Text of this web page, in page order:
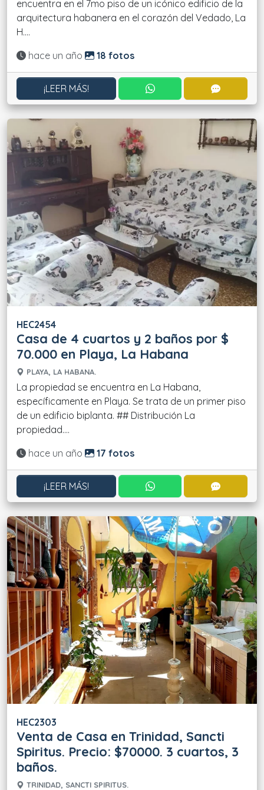
encuentra en el 7mo piso de un icónico edificio de la
arquitectura habanera en el corazón del Vedado, La
H....
Actualizado:
hace un año 18 fotos
¡LEER MÁS! CONTACTAR POR
HEC2454
Casa de 4 cuartos y 2 baños por $
70.000 en Playa, La Habana
PLAYA, LA HABANA.
La propiedad se encuentra en La Habana,
específicamente en Playa. Se trata de un primer piso
de un edificio biplanta. ## Distribución La
propiedad....
Actualizado:
hace un año 17 fotos
¡LEER MÁS! CONTACTAR POR
HEC2303
Venta de Casa en Trinidad, Sancti
Spiritus. Precio: $70000. 3 cuartos, 3
baños.
TRINIDAD, SANCTI SPIRITUS.